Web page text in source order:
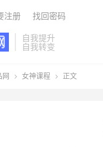
自我提升
自我转变
注册 找回密码
网  女神课程  正文